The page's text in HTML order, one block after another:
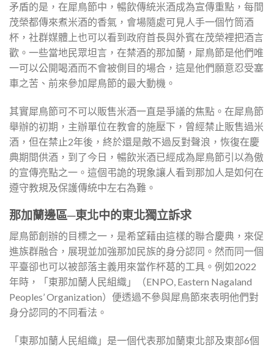
矛盾的是，在犀鳥節中，暢飲傳統米酒成為宣傳重點，每間
茂榮都傳來煮米酒的香氣，會場隨處可見人手一個竹筒酒
杯，社群媒體上也可以看到政府首長與外賓在茂榮裡把酒言
歡。一些當地民眾坦言，在禁酒的那加蘭，犀鳥節是他們唯
一可以公開喝酒而不會被側目的場合，這是他們願意忍受塞
車之苦、前來參加犀鳥節的最大動機。
其實犀鳥節可不可以販售米酒一直是爭議的焦點。在犀鳥節
舉辦的初期，主辦單位在教會的施壓下，曾經禁止販售過米
酒，但在禁止2年後，終於還是敵不過反對聲浪，恢復在慶
典期間供酒，到了今日，暢飲米酒已經成為犀鳥節引以為傲
的宣傳亮點之一。這個弔詭的現象讓人看到那加人是如何在
遵守教規及保護傳統中左右為難。
那加蘭邊區─東北中的東北獨立訴求
犀鳥節創辦的目標之一，是希望藉由這樣的聯合慶典，來促
進族群融合，展現並加強那加民族的身分認同。然而同一個
平臺卻也可以被部落主義用來當作杯葛的工具。例如2022
年時，「東那加蘭人民組織」（ENPO, Eastern Nagaland
Peoples’ Organization）便透過不參與犀鳥節來表明他們對
身分認同的不同看法。
「東那加蘭人民組織」是一個代表那加蘭東北部及東部6個